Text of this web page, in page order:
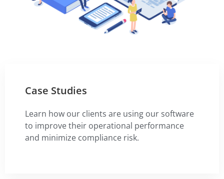
Case Studies
Learn how our clients are using our software
to improve their operational performance
and minimize compliance risk.